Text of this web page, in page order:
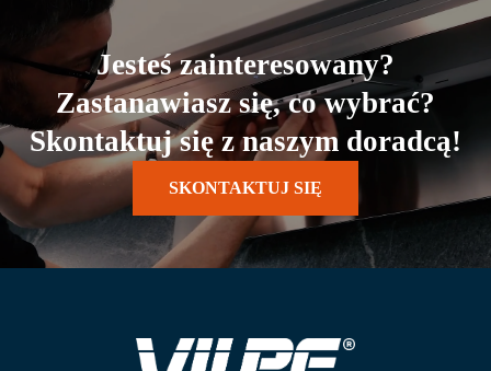
Jesteś zainteresowany?
Zastanawiasz się, co wybrać?
Skontaktuj się z naszym doradcą!
SKONTAKTUJ SIĘ